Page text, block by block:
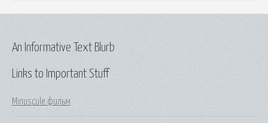
Links to Important Stuff
Minuscule фильм
An Informative Text Blurb